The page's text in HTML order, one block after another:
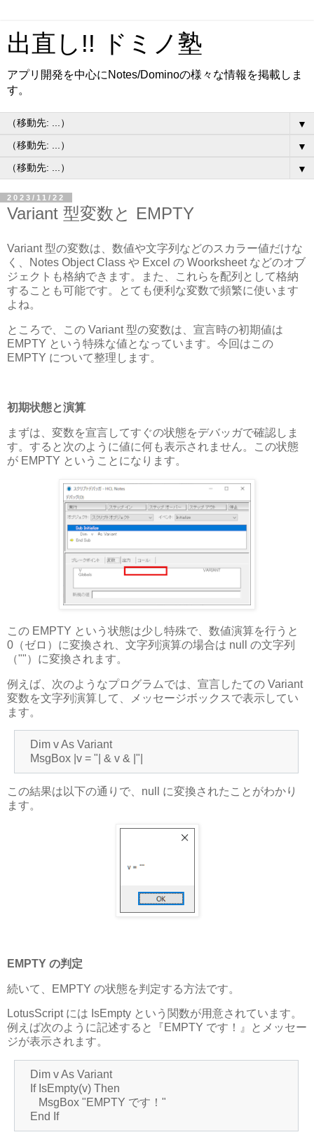
出直し!! ドミノ塾
アプリ開発を中心にNotes/Dominoの様々な情報を掲載しま
す。
▼
▼
▼
2023/11/22
Variant 型変数と EMPTY
Variant 型の変数は、数値や文字列などのスカラー値だけな
く、Notes Object Class や Excel の Woorksheet などのオブ
ジェクトも格納できます。また、これらを配列として格納
することも可能です。とても便利な変数で頻繁に使います
よね。
ところで、この Variant 型の変数は、宣言時の初期値は
EMPTY という特殊な値となっています。今回はこの
EMPTY について整理します。
初期状態と演算
まずは、変数を宣言してすぐの状態をデバッガで確認しま
す。すると次のように値に何も表示されません。この状態
が EMPTY ということになります。
この EMPTY という状態は少し特殊で、数値演算を行うと
0（ゼロ）に変換され、文字列演算の場合は null の文字列
（""）に変換されます。
例えば、次のようなプログラムでは、宣言したての Variant
変数を文字列演算して、メッセージボックスで表示してい
ます。
Dim v As Variant
MsgBox |v = "| & v & |"|
この結果は以下の通りで、null に変換されたことがわかり
ます。
EMPTY の判定
続いて、EMPTY の状態を判定する方法です。
LotusScript には IsEmpty という関数が用意されています。
例えば次のように記述すると『EMPTY です！』とメッセー
ジが表示されます。
Dim v As Variant
If IsEmpty(v) Then
MsgBox "EMPTY です！"
End If